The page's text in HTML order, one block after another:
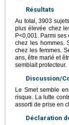
Résultats
Au total, 3903
plus élevée chez
P<0,001. Parmi
chez les hommes.
chez les femmes.
ans, être marié et
semblait protecteur.
Discussion/
Le Smet semble
risque. La lutte
assorti de prise en
Déclaration